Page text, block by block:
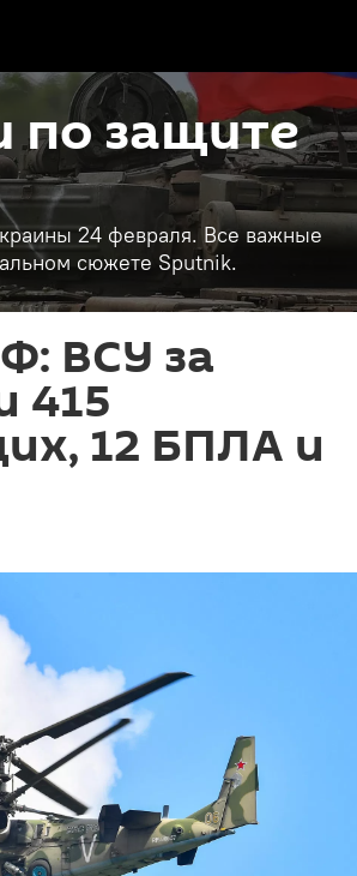
по защите
24 февраля. Все важные
сюжете Sputnik.
ВСУ за
415
12 БПЛА и